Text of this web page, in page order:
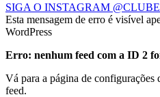
SIGA O INSTAGRAM
Esta mensagem de erro é visível
WordPress
Erro: nenhum feed com a ID 2
Vá para a página de configurações
feed.